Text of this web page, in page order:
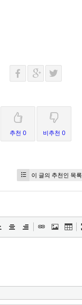
추천 0 비추천 0
이 글의 추천인 목록